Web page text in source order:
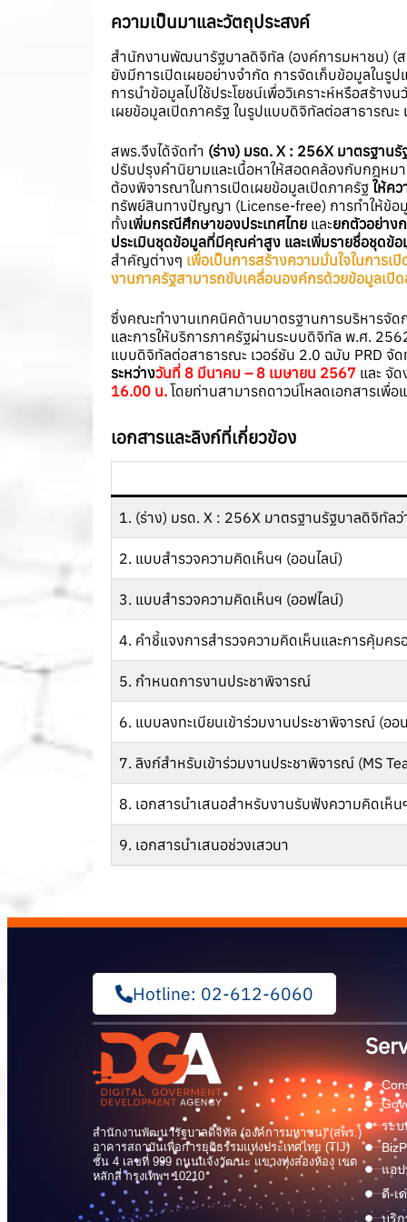
ความเป็นมาและวัตถุประสงค์
สำนักงานพัฒนารัฐบาลดิจิทัล (องค์การมหาชน) (
ยังมีการเปิดเผยอย่างจำกัด การจัดเก็บข้อมูลในรู
การนำข้อมูลไปใช้ประโยชน์เพื่อวิเคราะห์หรือสร้
เผยข้อมูลเปิดภาครัฐ ในรูปแบบดิจิทัลต่อสาธารณ
สพร.จึงได้จัดทำ (ร่าง) มรด. X : 256X มาตรฐาน
ปรับปรุงคำนิยามและเนื้อหาให้สอดคล้องกับกฎห
ต้องพิจารณาในการเปิดเผยข้อมูลเปิดภาครัฐ ให้ค
ทรัพย์สินทางปัญญา (License-free) การทำให้ข้อ
ทั้งเพิ่มกรณีศึกษาของประเทศไทย และยกตัวอย่าง
ประเมินชุดข้อมูลที่มีคุณค่าสูง และเพิ่มรายชื่อชุด
สำคัญต่างๆ เพื่อเป็นการสร้างความมั่นใจในการเ
งานภาครัฐสามารถขับเคลื่อนองค์กรด้วยข้อมูลเปิ
ซึ่งคณะทำงานเทคนิคด้านมาตรฐานการบริหารจั
และการให้บริการภาครัฐผ่านระบบดิจิทัล พ.ศ.
แบบดิจิทัลต่อสาธารณะ เวอร์ชัน 2.0 ฉบับ PRD
ระหว่างวันที่ 8 มีนาคม – 8 เมษายน 2567 และ จั
16.00 น. โดยท่านสามารถดาวน์โหลดเอกสารเพื่
เอกสารและลิงก์ที่เกี่ยวข้อง
1. (ร่าง) มรด. X : 256X มาตรฐานรัฐบาลดิจิทัล
2. แบบสำรวจความคิดเห็นฯ (ออนไลน์)
3. แบบสำรวจความคิดเห็นฯ (ออฟไลน์)
4. คำชี้แจงการสำรวจความคิดเห็นและการคุ้มค
5. กำหนดการงานประชาพิจารณ์
6. แบบลงทะเบียนเข้าร่วมงานประชาพิจารณ์ (ออ
7. ลิงก์สำหรับเข้าร่วมงานประชาพิจารณ์ (MS
8. เอกสารนำเสนอสำหรับงานรับฟังความคิดเห็
9. เอกสารนำเสนอช่วงเสวนา
Hotline: 02-612-6060
สำนักงานพัฒนารัฐบาลดิจิทัล (องค์การมหาชน) (สพร.)
อาคารสถาบันเพื่อการยุติธรรมแห่งประเทศไทย (TIJ)
ชั้น 4 เลขที่ 999 ถนนแจ้งวัฒนะ แขวงทุ่งสองห้อง เขต
หลักสี่ กรุงเทพฯ 10210
ระบ
แอ
ดี-เ
บริก